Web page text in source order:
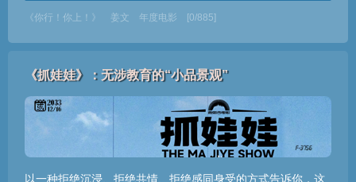
《你行！你上！》 姜文 年度电影 [0/885]
《抓娃娃》：无涉教育的“小品景观”
以一种拒绝沉浸、拒绝共情、拒绝感同身受的方式告诉你，这